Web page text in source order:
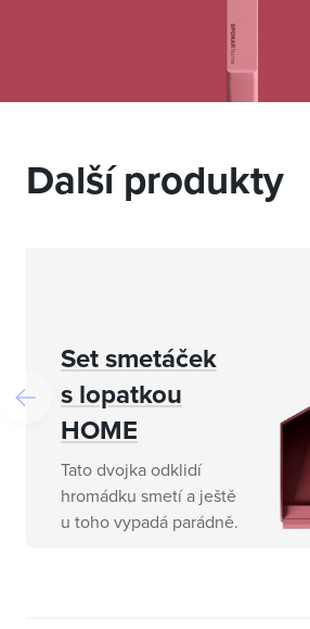
Další produkty
Set smetáček
s lopatkou
HOME
Tato dvojka odklidí
hromádku smetí a ještě
u toho vypadá parádně.